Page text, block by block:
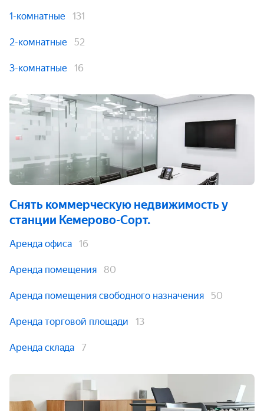
1-комнатные 131
2-комнатные 52
3-комнатные 16
Снять коммерческую недвижимость у
станции Кемерово-Сорт.
Аренда офиса 16
Аренда помещения 80
Аренда помещения свободного назначения 50
Аренда торговой площади 13
Аренда склада 7